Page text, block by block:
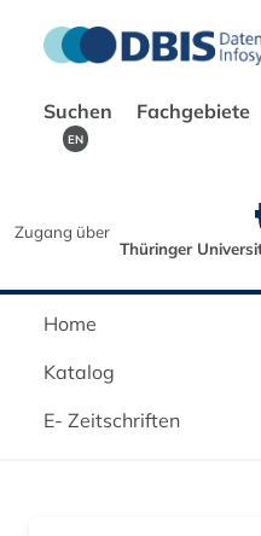
Suchen Fachgebiete
EN
Zugang über
Thüringer
Home
Katalog
E- Zeitschriften